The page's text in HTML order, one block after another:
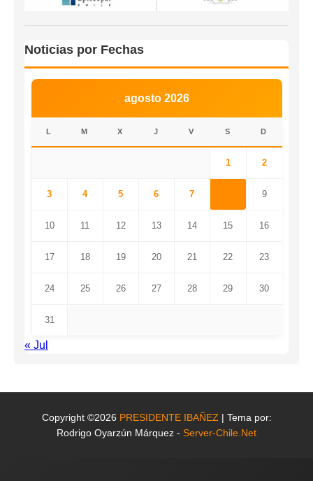
Noticias por Fechas
agosto 2026
L M X J V S D
1 2
3 4 5 6 7 9
10 11 12 13 14 15 16
17 18 19 20 21 22 23
24 25 26 27 28 29 30
31
« Jul
Copyright ©2026 PRESIDENTE IBAÑEZ | Tema por:
Rodrigo Oyarzún Márquez - Server-Chile.Net